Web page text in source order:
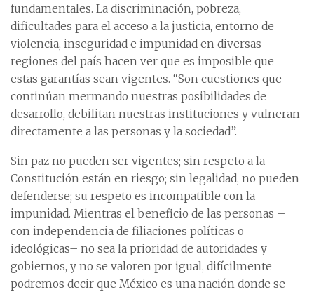
fundamentales. La discriminación, pobreza,
dificultades para el acceso a la justicia, entorno de
violencia, inseguridad e impunidad en diversas
regiones del país hacen ver que es imposible que
estas garantías sean vigentes. “Son cuestiones que
continúan mermando nuestras posibilidades de
desarrollo, debilitan nuestras instituciones y vulneran
directamente a las personas y la sociedad”.
Sin paz no pueden ser vigentes; sin respeto a la
Constitución están en riesgo; sin legalidad, no pueden
defenderse; su respeto es incompatible con la
impunidad. Mientras el beneficio de las personas –
con independencia de filiaciones políticas o
ideológicas– no sea la prioridad de autoridades y
gobiernos, y no se valoren por igual, difícilmente
podremos decir que México es una nación donde se